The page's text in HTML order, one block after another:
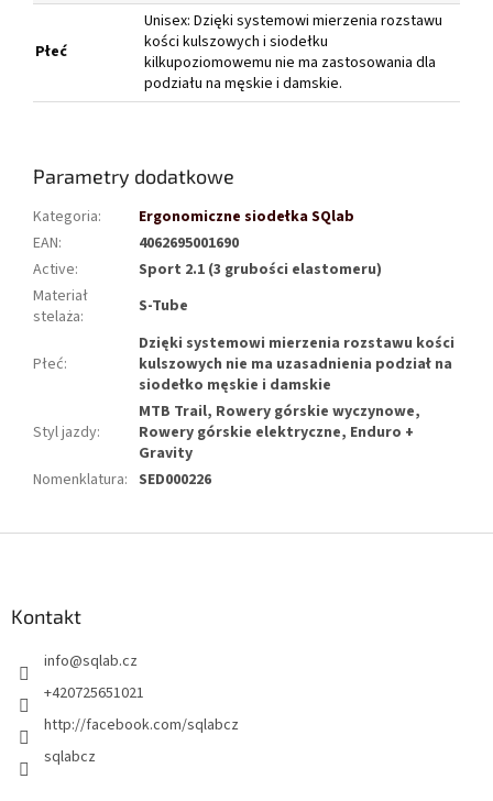
Płeć
Unisex: Dzięki systemowi mierzenia rozstawu
kości kulszowych i siodełku
kilkupoziomowemu nie ma zastosowania dla
podziału na męskie i damskie.
Parametry dodatkowe
Kategoria:
Ergonomiczne siodełka SQlab
EAN:
4062695001690
Active:
Sport 2.1 (3 grubości elastomeru)
Materiał
stelaża: S-Tube
Płeć:
Dzięki systemowi mierzenia rozstawu kości
kulszowych nie ma uzasadnienia podział na
siodełko męskie i damskie
Styl jazdy:
MTB Trail, Rowery górskie wyczynowe,
Rowery górskie elektryczne, Enduro +
Gravity
Nomenklatura: SED000226
Kontakt
info@sqlab.cz
+420725651021
http://facebook.com/sqlabcz
sqlabcz